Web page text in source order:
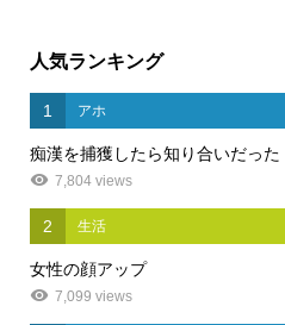
人気ランキング
1 アホ
痴漢を捕獲したら知り合いだった
7,804 views
2 生活
女性の顔アップ
7,099 views